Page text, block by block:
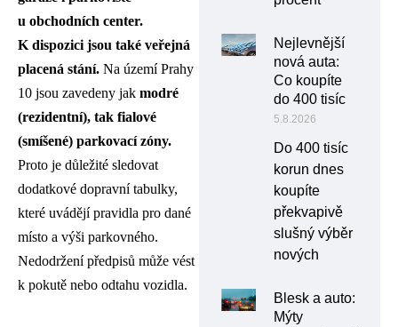
u obchodních center.
K dispozici jsou také veřejná
placená stání. Na území Prahy
10 jsou zavedeny jak modré
(rezidentní), tak fialové
(smíšené) parkovací zóny.
Proto je důležité sledovat
dodatkové dopravní tabulky,
které uvádějí pravidla pro dané
místo a výši parkovného.
Nedodržení předpisů může vést
k pokutě nebo odtahu vozidla.
Nejlevnější
nová auta:
Co koupíte
do 400 tisíc
5.8.2026
Do 400 tisíc
korun dnes
koupíte
překvapivě
slušný výběr
nových
Blesk a auto:
Mýty